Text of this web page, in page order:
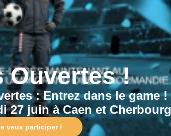
Ouvertes !
: Entrez dans le game !
27 juin à Caen et Cherbourg
veux participer !